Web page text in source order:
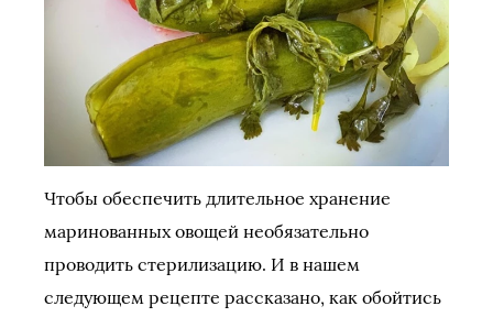
Чтобы обеспечить длительное хранение
маринованных овощей необязательно
проводить стерилизацию. И в нашем
следующем рецепте рассказано, как обойтись